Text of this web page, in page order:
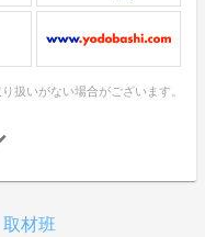
扱いがない場合がございます。
材班